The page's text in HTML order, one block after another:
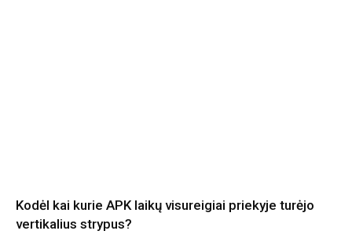
Kodėl kai kurie APK laikų visureigiai priekyje turėjo
vertikalius strypus?